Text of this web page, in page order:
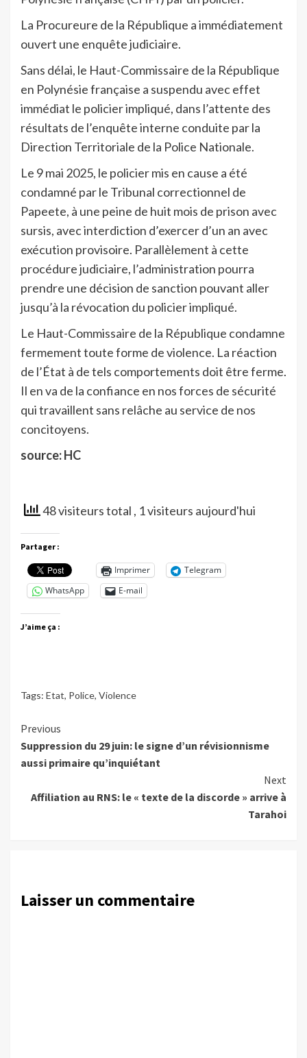
La Procureure de la République a immédiatement
ouvert une enquête judiciaire.
Sans délai, le Haut-Commissaire de la République
en Polynésie française a suspendu avec effet
immédiat le policier impliqué, dans l’attente des
résultats de l’enquête interne conduite par la
Direction Territoriale de la Police Nationale.
Le 9 mai 2025, le policier mis en cause a été
condamné par le Tribunal correctionnel de
Papeete, à une peine de huit mois de prison avec
sursis, avec interdiction d’exercer d’un an avec
exécution provisoire. Parallèlement à cette
procédure judiciaire, l’administration pourra
prendre une décision de sanction pouvant aller
jusqu’à la révocation du policier impliqué.
Le Haut-Commissaire de la République condamne
fermement toute forme de violence. La réaction
de l’État à de tels comportements doit être ferme.
Il en va de la confiance en nos forces de sécurité
qui travaillent sans relâche au service de nos
concitoyens.
source: HC
48 visiteurs total , 1 visiteurs aujourd'hui
Partager :
Imprimer
Telegram
WhatsApp
E-mail
J’aime ça :
Tags: Etat, Police, Violence
Continue
Reading
Previous
Suppression du 29 juin: le signe d’un révisionnisme
aussi primaire qu’inquiétant
Next
Affiliation au RNS: le « texte de la discorde » arrive à
Tarahoi
Laisser un commentaire